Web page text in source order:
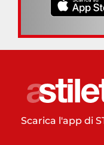
Scarica l'app di